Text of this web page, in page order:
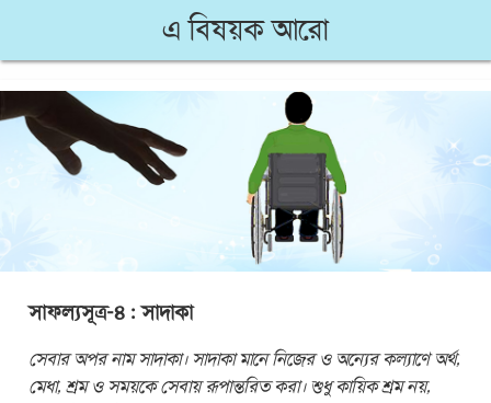
এ বিষয়ক আরো
সাফল্যসূত্র-৪ : সাদাকা
সেবার অপর নাম সাদাকা। সাদাকা মানে নিজের ও অন্যের কল্যাণে অর্থ,
মেধা, শ্রম ও সময়কে সেবায় রূপান্তরিত করা। শুধু কায়িক শ্রম নয়,